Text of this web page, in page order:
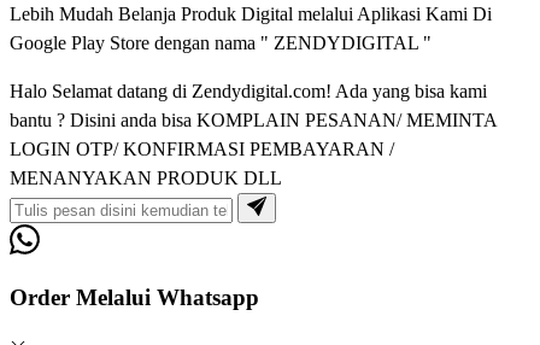
Lebih Mudah Belanja Produk Digital melalui Aplikasi Kami Di
Google Play Store dengan nama " ZENDYDIGITAL "
Halo Selamat datang di Zendydigital.com! Ada yang bisa kami
bantu ? Disini anda bisa KOMPLAIN PESANAN/ MEMINTA
LOGIN OTP/ KONFIRMASI PEMBAYARAN /
MENANYAKAN PRODUK DLL
Order Melalui Whatsapp